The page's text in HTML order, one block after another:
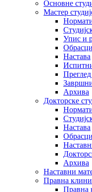
Основне
Мастер
Упис и
Обрасци
Настава
Преглед
Архива
Докторске
Настава
Обрасци
Архива
Наставни
Правна
Правна